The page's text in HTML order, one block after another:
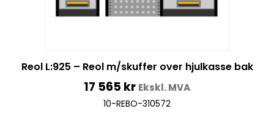
Reol L:925 – Reol m/skuffer over hjulkasse bak
17 565 kr Ekskl. MVA
10-REBO-310572